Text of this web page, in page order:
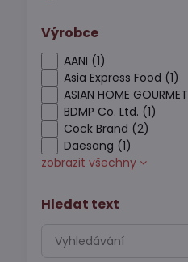
Výrobce
AANI (1)
Asia Express Food (1)
ASIAN HOME
BDMP Co. Ltd. (1)
Cock Brand (2)
Daesang (1)
zobrazit všechny
Hledat text
Prohledat
výsledky